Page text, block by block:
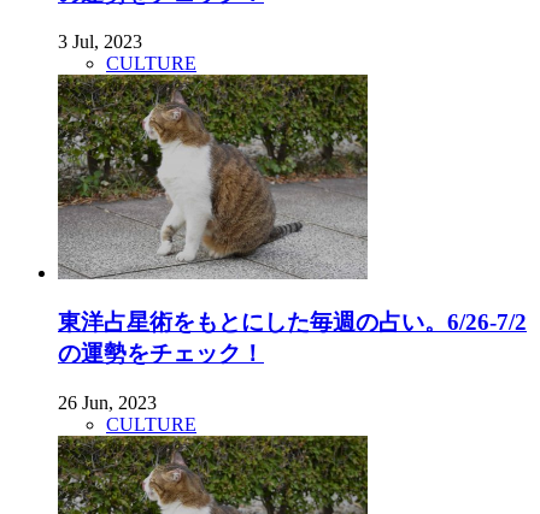
3 Jul, 2023
CULTURE
東洋占星術をもとにした毎週の占い。6/26-7/2
の運勢をチェック！
26 Jun, 2023
CULTURE